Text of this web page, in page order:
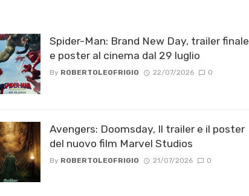
Spider-Man: Brand New Day, trailer finale
e poster al cinema dal 29 luglio
By ROBERTOLEOFRIGIO 22/07/2026 0
Avengers: Doomsday, Il trailer e il poster
del nuovo film Marvel Studios
By ROBERTOLEOFRIGIO 21/07/2026 0